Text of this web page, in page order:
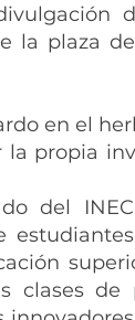
la plaza
en el
propia
del
clases de